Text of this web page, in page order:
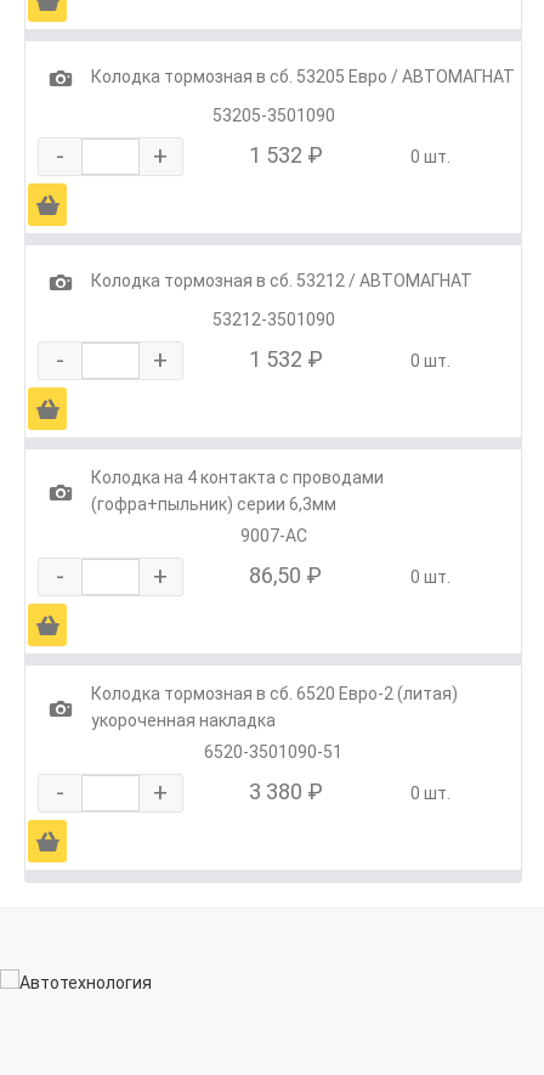
1
Колодка тормозная в сб. 53205 Евро / АВТОМАГНАТ
53205-3501090
- + 1 532 ₽ 0 шт.
Ä
1
Колодка тормозная в сб. 53212 / АВТОМАГНАТ
53212-3501090
- + 1 532 ₽ 0 шт.
Ä
1
Колодка на 4 контакта с проводами
(гофра+пыльник) серии 6,3мм
9007-АС
- + 86,50 ₽ 0 шт.
Ä
1
Колодка тормозная в сб. 6520 Евро-2 (литая)
укороченная накладка
6520-3501090-51
- + 3 380 ₽ 0 шт.
Ä